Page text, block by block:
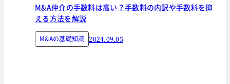
M&A仲介の手数料は高い？手数料の内訳や手数料を抑
える方法を解説
M&Aの基礎知識 2024.09.05